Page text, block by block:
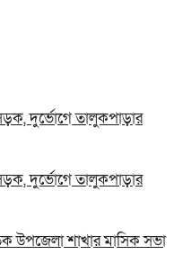
দুর্ভোগে তালুকপাড়ার
দুর্ভোগে তালুকপাড়ার
উপজেলা শাখার মাসিক সভা